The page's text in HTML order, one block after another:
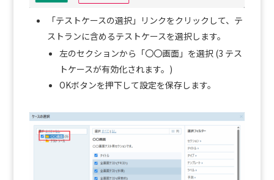
「テストケースの選択」リンクをクリックして、テ
ストランに含めるテストケースを選択します。
左のセクションから「〇〇画面」を選択 (3 テス
トケースが有効化されます。)
OKボタンを押下して設定を保存します。